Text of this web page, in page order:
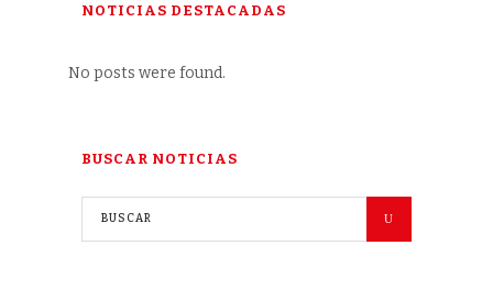
NOTICIAS DESTACADAS
No posts were found.
BUSCAR NOTICIAS